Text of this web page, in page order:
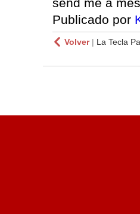
Publicado por
Volver| La Tecla